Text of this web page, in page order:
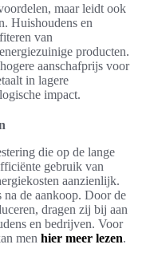
maar leidt ook
Huishoudens en
van
producten.
aanschafprijs voor
in lagere
impact.
die op de lange
gebruik van
aanzienlijk.
de aankoop. Door de
dragen zij bij aan
en bedrijven. Voor
men hier meer lezen.